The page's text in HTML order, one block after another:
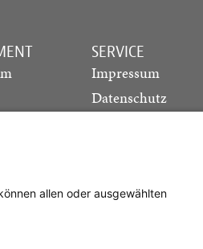
Abo
SERVICE
Impressum
Datenschutz
allen oder ausgewählten